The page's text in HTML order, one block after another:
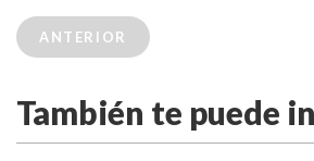
ANTERIOR
También te puede